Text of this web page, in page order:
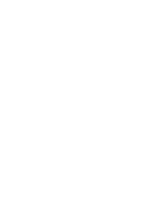
生观、价值观和思想品德教育的